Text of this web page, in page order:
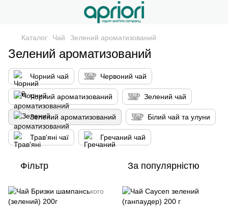
Каталог Чай Зелений ароматизований
Зелений ароматизований
Чорний чай Червоний чай
Чорний ароматизований Зелений чай
Зелений ароматизований Білий чай та улуни
Трав'яні чаї Гречаний чай
Фільтр За популярністю